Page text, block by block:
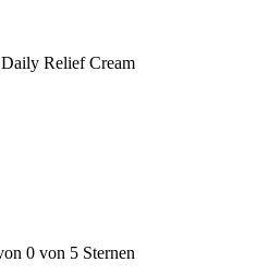
0 von 5 Sternen